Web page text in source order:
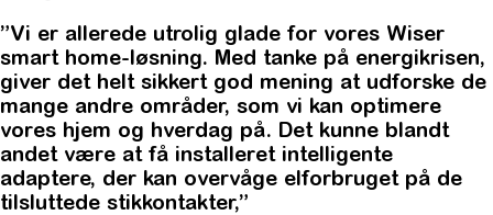
”Vi er allerede utrolig glade for vores Wiser
smart home-løsning. Med tanke på energikrisen,
giver det helt sikkert god mening at udforske de
mange andre områder, som vi kan optimere
vores hjem og hverdag på. Det kunne blandt
andet være at få installeret intelligente
adaptere, der kan overvåge elforbruget på de
tilsluttede stikkontakter,”